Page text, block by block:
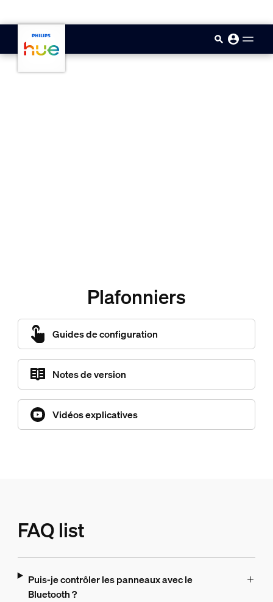
Plafonniers
Guides de configuration
Notes de version
Vidéos explicatives
FAQ list
Puis-je contrôler les panneaux avec le
Bluetooth ?